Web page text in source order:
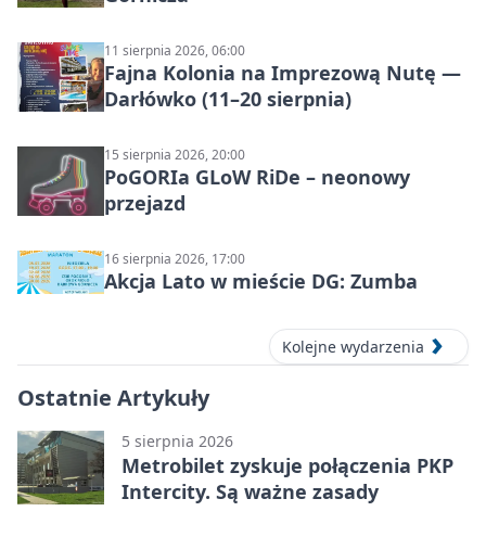
11 sierpnia 2026, 06:00
Fajna Kolonia na Imprezową Nutę —
Darłówko (11–20 sierpnia)
15 sierpnia 2026, 20:00
PoGORIa GLoW RiDe – neonowy
przejazd
16 sierpnia 2026, 17:00
Akcja Lato w mieście DG: Zumba
Kolejne wydarzenia
Ostatnie Artykuły
5 sierpnia 2026
Metrobilet zyskuje połączenia PKP
Intercity. Są ważne zasady